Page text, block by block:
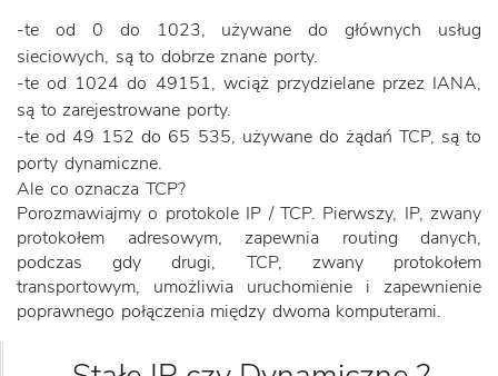
-te od 0 do 1023, używane do głównych usług
sieciowych, są to dobrze znane porty.
-te od 1024 do 49151, wciąż przydzielane przez IANA,
są to zarejestrowane porty.
-te od 49 152 do 65 535, używane do żądań TCP, są to
porty dynamiczne.
Ale co oznacza TCP?
Porozmawiajmy o protokole IP / TCP. Pierwszy, IP, zwany
protokołem adresowym, zapewnia routing danych,
podczas gdy drugi, TCP, zwany protokołem
transportowym, umożliwia uruchomienie i zapewnienie
poprawnego połączenia między dwoma komputerami.